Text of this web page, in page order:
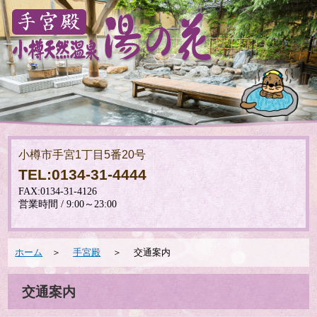
小樽市手宮1丁目5番20号
TEL:0134-31-4444
ホーム ＞手宮殿 ＞ 交通案内
交通案内